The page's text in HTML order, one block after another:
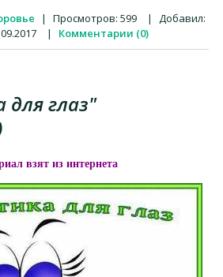
| Просмотров: 599 |
Добавил:
| Комментарии (0)
для глаз"
взят из интернета